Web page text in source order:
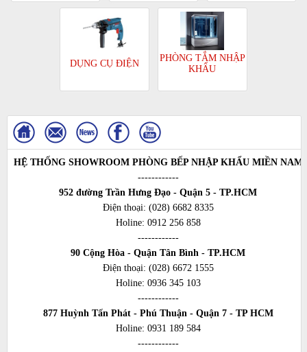
DỤNG CỤ ĐIỆN
PHÒNG TẮM NHẬP
KHẨU
HỆ THỐNG SHOWROOM PHÒNG BẾP NHẬP KHẨU MIỀN NAM
------------
952 đường Trần Hưng Đạo - Quận 5 - TP.HCM
Điện thoại: (028) 6682 8335
Holine: 0912 256 858
------------
90 Cộng Hòa - Quận Tân Bình - TP.HCM
Điện thoại: (028) 6672 1555
Holine: 0936 345 103
------------
877 Huỳnh Tấn Phát - Phú Thuận - Quận 7 - TP HCM
Holine: 0931 189 584
------------